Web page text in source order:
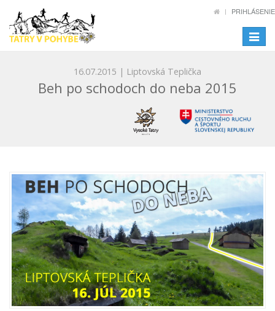
PRIHLÁSENIE
Toggle
16.07.2015 | Liptovská Teplička
Beh po schodoch do neba 2015